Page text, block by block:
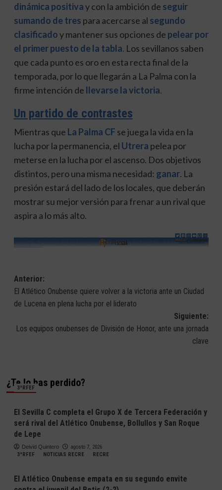
dinámica positivay con la ambición de seguir
sumando de tres para acercarse al segundo
clasificadoy mantener sus opciones de pelear por
el primer puesto de la tabla. Los sevillanos saben
que cada punto es oro en esta recta final de la
temporada, por lo que llegarán a La Palma con la
firme intención de llevarse la victoria.
Un partido de contrastes
Mientras que La Palma CF se juega la vida en la
lucha por la permanencia, el Utrera pelea por
meterse en la lucha por el ascenso. Dos objetivos
distintos, pero una misma necesidad: ganar. La
presión estará del lado de los locales, que deberán
mostrar su mejor versión para frenar a un rival que
aspira a lo más alto.
Navegación
de
entradas
Anterior:
El Atlético Onubense quiere volver a la victoria ante un Ciudad
de Lucena en plena lucha por el liderato
Siguiente:
Los equipos onubenses de División de Honor, ante una jornada
clave
¿Te lo has perdido?
3ªRFEF
El Sevilla C completa el Grupo X de Tercera Federación y
será rival del Atlético Onubense, Bollullos y San Roque
de Lepe
Deivid Quintero
agosto 7, 2026
3ªRFEF
NOTICIAS RECRE RECRE
El Atlético Onubense empata en su segundo envite